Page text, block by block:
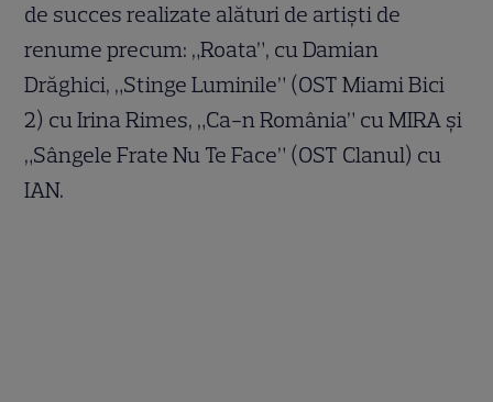
de succes realizate alături de artiști de
renume precum: „Roata”, cu Damian
Drăghici, „Stinge Luminile” (OST Miami Bici
2) cu Irina Rimes, „Ca-n România” cu MIRA și
„Sângele Frate Nu Te Face” (OST Clanul) cu
IAN.